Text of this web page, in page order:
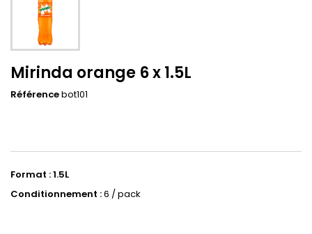
Mirinda orange 6 x 1.5L
Référencebot101
Format : 1.5L
Conditionnement :6 / pack